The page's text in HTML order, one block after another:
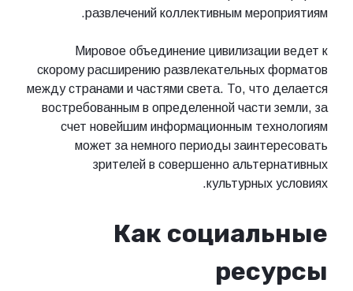
развлечений коллективным
Мировое объединение
скорому расширению развлекательных
между странами и частями света. То, что
востребованным в определенной части
счет новейшим информационным
может за немного периоды
зрителей в совершенно
культурных
Как